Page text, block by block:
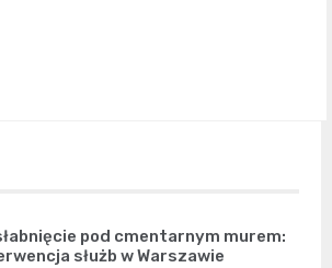
pod cmentarnym murem:
służb w Warszawie